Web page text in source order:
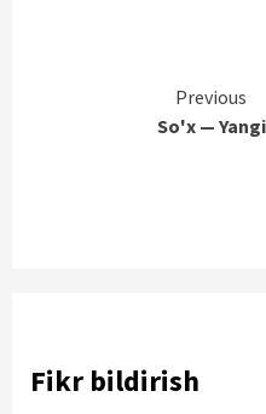
Previous
So'x —
Fikr bildirish